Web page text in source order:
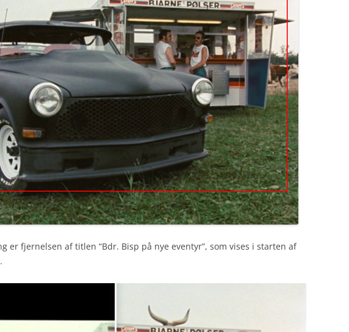
er fjernelsen af titlen “Bdr. Bisp på nye eventyr”, som vises i starten af